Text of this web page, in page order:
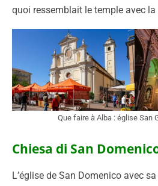
quoi ressemblait le temple avec
Que faire à Alba : église San
Chiesa di San
L’église de San Domenico avec